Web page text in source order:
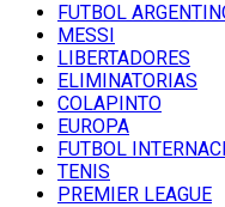
FUTBOL
MESSI
LIBERTADORES
ELIMINATORIAS
COLAPINTO
EUROPA
FUTBOL
TENIS
PREMIER LEAGUE